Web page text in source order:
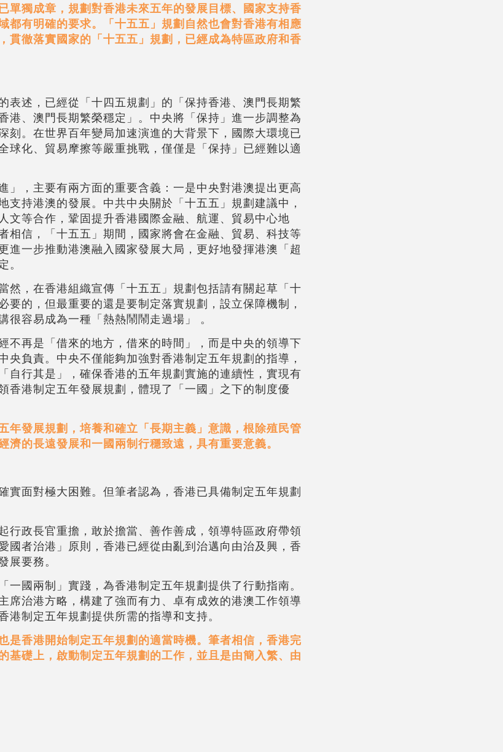
單獨成章，規劃對香港未來五年的發展目標、國家支持香
都有明確的要求。「十五五」規劃自然也會對香港有相應
貫徹落實國家的「十五五」規劃，已經成為特區政府和香
表述，已經從「十四五規劃」的「保持香港、澳門長期繁
港、澳門長期繁榮穩定」。中央將「保持」進一步調整為
刻。在世界百年變局加速演進的大背景下，國際大環境已
球化、貿易摩擦等嚴重挑戰，僅僅是「保持」已經難以適
」，主要有兩方面的重要含義：一是中央對港澳提出更高
持港澳的發展。中共中央關於「十五五」規劃建議中，
文等合作，鞏固提升香港國際金融、航運、貿易中心地
相信，「十五五」期間，國家將會在金融、貿易、科技等
進一步推動港澳融入國家發展大局，更好地發揮港澳「超
。
然，在香港組織宣傳「十五五」規劃包括請有關起草「十
的，但最重要的還是要制定落實規劃，設立保障機制，
容易成為一種「熱熱鬧鬧走過場」 。
不再是「借來的地方，借來的時間」，而是中央的領導下
負責。中央不僅能夠加強對香港制定五年規劃的指導，
自行其是」，確保香港的五年規劃實施的連續性，實現有
香港制定五年發展規劃，體現了「一國」之下的制度優
年發展規劃，培養和確立「長期主義」意識，根除殖民管
的長遠發展和一國兩制行穩致遠，具有重要意義。
實面對極大困難。但筆者認為，香港已具備制定五年規劃
行政長官重擔，敢於擔當、善作善成，領導特區政府帶領
國者治港」原則，香港已經從由亂到治邁向由治及興，香
展要務。
國兩制」實踐，為香港制定五年規劃提供了行動指南。
席治港方略，構建了強而有力、卓有成效的港澳工作領導
制定五年規劃提供所需的指導和支持。
是香港開始制定五年規劃的適當時機。筆者相信，香港完
基礎上，啟動制定五年規劃的工作，並且是由簡入繁、由